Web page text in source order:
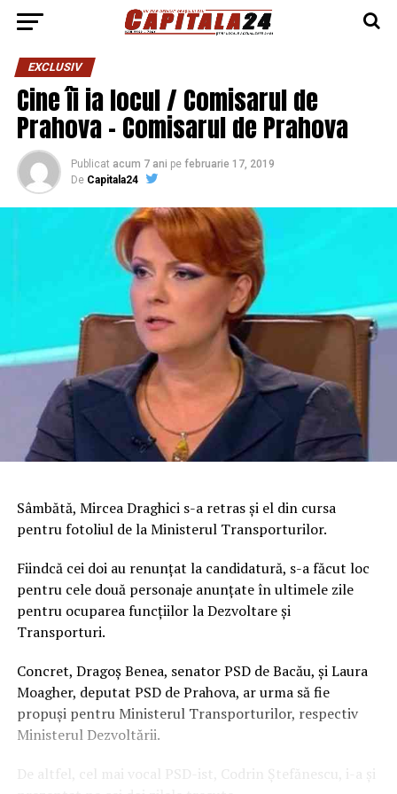
EXCLUSIV
Cine îi ia locul / Comisarul de
Prahova – Comisarul de Prahova
Publicat acum 7 ani pe februarie 17, 2019
De Capitala24
Sâmbătă, Mircea Draghici s-a retras şi el din cursa
pentru fotoliul de la Ministerul Transporturilor.
Fiindcă cei doi au renunţat la candidatură, s-a făcut loc
pentru cele două personaje anunţate în ultimele zile
pentru ocuparea funcţiilor la Dezvoltare şi
Transporturi.
Concret, Dragoş Benea, senator PSD de Bacău, şi Laura
Moagher, deputat PSD de Prahova, ar urma să fie
propuşi pentru Ministerul Transporturilor, respectiv
Ministerul Dezvoltării.
De altfel, cel mai vocal PSD-ist, Codrin Ștefănescu, i-a şi